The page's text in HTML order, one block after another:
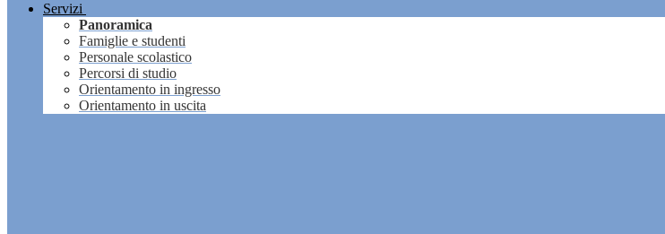
Servizi
Panoramica
Famiglie e studenti
Personale scolastico
Percorsi di studio
Orientamento in ingresso
Orientamento in uscita